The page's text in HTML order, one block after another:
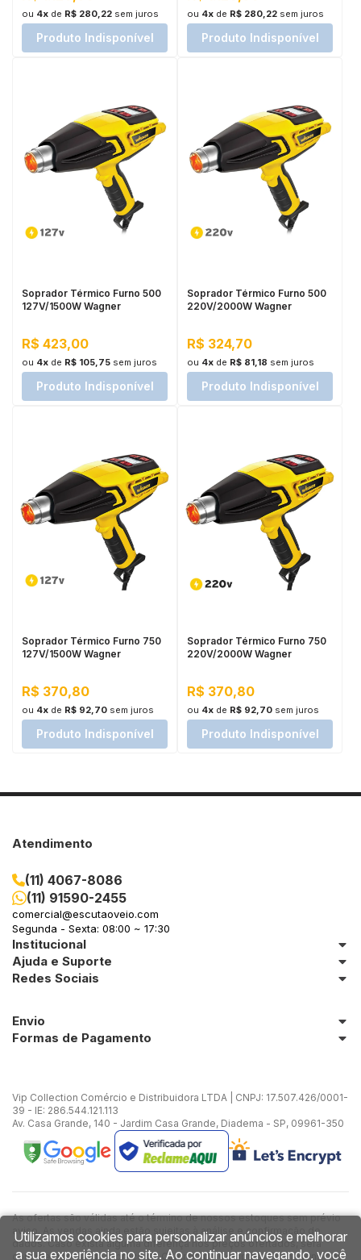
ou 4xde R$ 280,22 sem juros
Produto Indisponível
ou 4xde R$ 280,22 sem juros
Produto Indisponível
Soprador Térmico Furno 500
127V/1500W Wagner
R$ 423,00
ou 4xde R$ 105,75 sem juros
Produto Indisponível
Soprador Térmico Furno 500
220V/2000W Wagner
R$ 324,70
ou 4xde R$ 81,18 sem juros
Produto Indisponível
Soprador Térmico Furno 750
127V/1500W Wagner
R$ 370,80
ou 4xde R$ 92,70 sem juros
Produto Indisponível
Soprador Térmico Furno 750
220V/2000W Wagner
R$ 370,80
ou 4xde R$ 92,70 sem juros
Produto Indisponível
Atendimento
(11) 4067-8086
(11) 91590-2455
comercial@escutaoveio.com
Segunda - Sexta: 08:00 ~ 17:30
Institucional
Ajuda e Suporte
Redes Sociais
Envio
Formas de Pagamento
Vip Collection Comércio e Distribuidora LTDA | CNPJ: 17.507.426/0001-
39 - IE: 286.544.121.113
Av. Casa Grande, 140 - Jardim Casa Grande, Diadema - SP, 09961-350
As ofertas são válidas até o término de nossos estoques sem prévio
aviso. As vendas ainda estão sujeitas à análise e confirmação de
dados. Caso exista alguma diferença nos preços ofertados, será
considerado válido o preço do Carrinho de Compras. As imagens dos
Utilizamos cookies para personalizar anúncios e melhorar
a sua experiência no site. Ao continuar navegando, você